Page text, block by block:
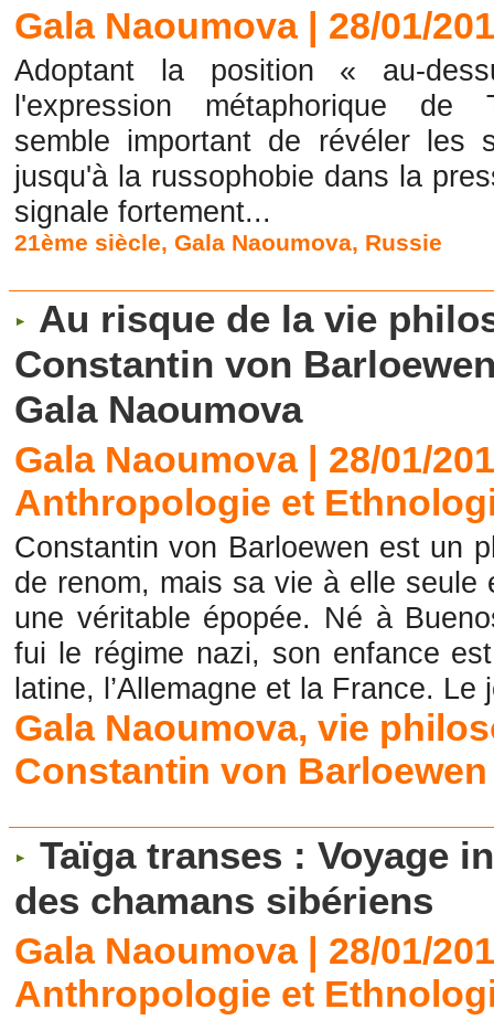
Gala Naoumova | 28/01/
Adoptant la position « au-
l'expression métaphorique
semble important de révéler les
jusqu'à la russophobie dans la
signale fortement...
21ème siècle,Gala Naoumova, Russie
Au risque de la vie
Constantin von
Gala Naoumova
Gala Naoumova | 28/01/
Anthropologie et
Constantin von Barloewen est un
de renom, mais sa vie à elle seule
une véritable épopée. Né à
fui le régime nazi, son enfance
latine, l’Allemagne et la France. Le
Gala Naoumova,vie
Constantin von Barloewen
Taïga transes : Voyage
des chamans sibériens
Gala Naoumova | 28/01/
Anthropologie et